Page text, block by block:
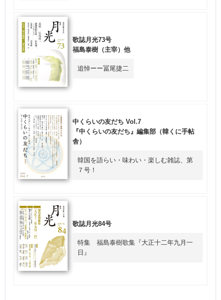
歌誌月光73号
福島泰樹（主宰）他
追悼ーー冨尾捷二
中くらいの友だち Vol.7
『中くらいの友だち』編集部（韓くに手帖
舎）
韓国を語らい・味わい・楽しむ雑誌、第
７号！
歌誌月光84号
特集 福島泰樹歌集『大正十二年九月一
日』